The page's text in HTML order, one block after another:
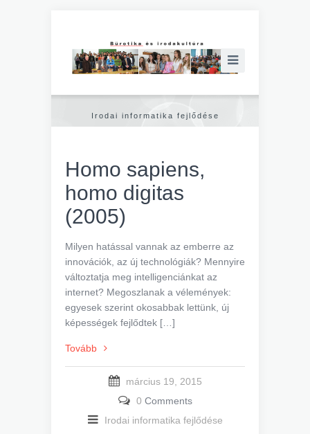
Irodai informatika fejlődése
Homo sapiens,
homo digitas
(2005)
Milyen hatással vannak az emberre az
innovációk, az új technológiák? Mennyire
változtatja meg intelligenciánkat az
internet? Megoszlanak a vélemények:
egyesek szerint okosabbak lettünk, új
képességek fejlődtek […]
Tovább
március 19, 2015
0 Comments
Irodai informatika fejlődése